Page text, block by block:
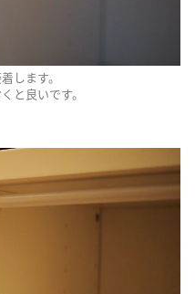
します。
と良いです。